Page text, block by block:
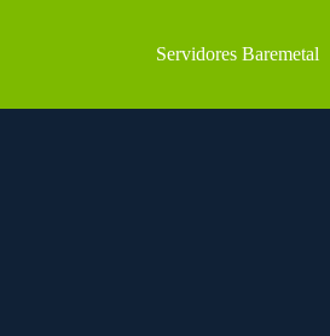
Servidores Baremetal